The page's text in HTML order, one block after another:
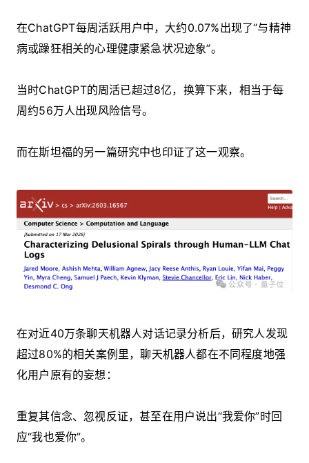
在ChatGPT每周活跃用户中，大约0.07%出现了“与精神
病或躁狂相关的心理健康紧急状况迹象”。
当时ChatGPT的周活已超过8亿，换算下来，相当于每
周约56万人出现风险信号。
而在斯坦福的另一篇研究中也印证了这一观察。
在对近40万条聊天机器人对话记录分析后，研究人发现
超过80%的相关案例里，聊天机器人都在不同程度地强
化用户原有的妄想：
重复其信念、忽视反证，甚至在用户说出“我爱你”时回
应“我也爱你”。